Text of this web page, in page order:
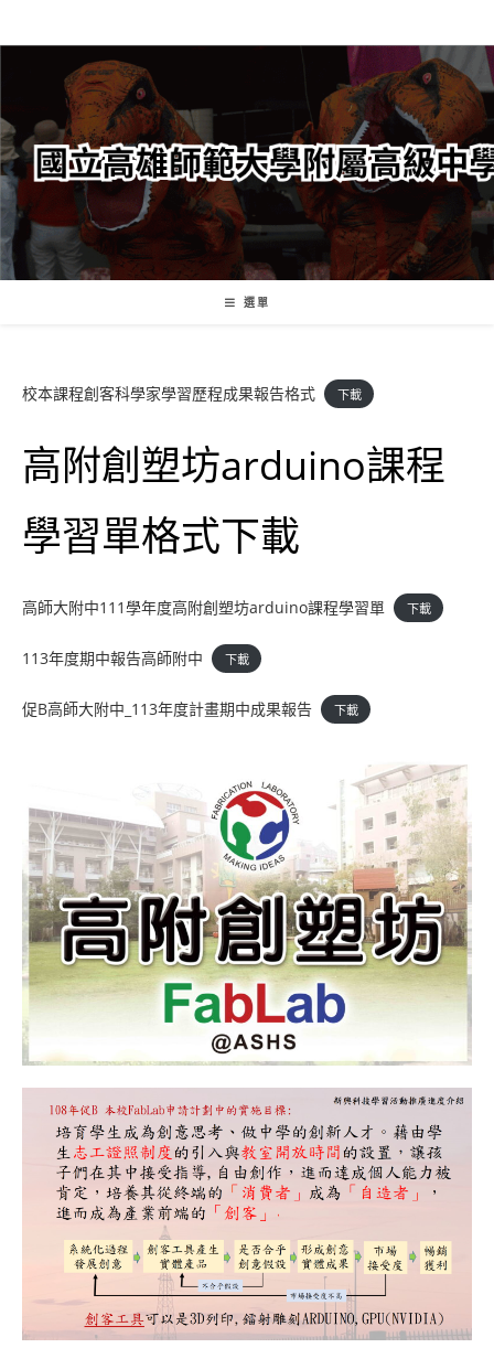
轉
要
內
容
選單
校本課程創客科學家學習歷程成果報告格式 下載
高附創塑坊arduino課程
學習單格式下載
高師大附中111學年度高附創塑坊arduino課程學習單 下載
113年度期中報告高師附中 下載
促B高師大附中_113年度計畫期中成果報告 下載